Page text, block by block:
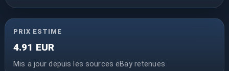
PRIX ESTIME
4.91 EUR
Mis a jour depuis les sources eBay retenues